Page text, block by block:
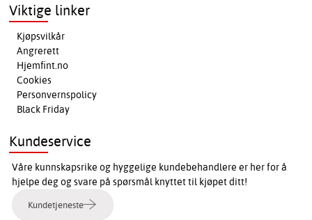
Viktige linker
Kjøpsvilkår
Angrerett
Hjemfint.no
Cookies
Personvernspolicy
Black Friday
Kundeservice
Våre kunnskapsrike og hyggelige kundebehandlere er her for å
hjelpe deg og svare på spørsmål knyttet til kjøpet ditt!
Kundetjeneste